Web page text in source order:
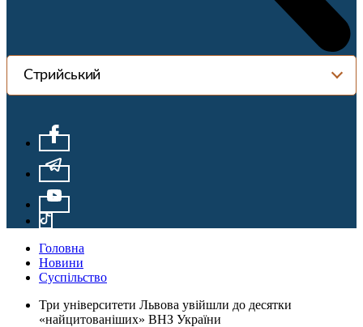
Стрийський
Головна
Новини
Суспільство
Три університети Львова увійшли до десятки
«найцитованіших» ВНЗ України